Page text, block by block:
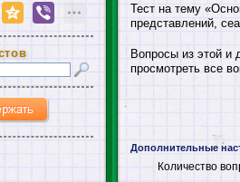
Тест на тему
представлений,
Вопросы из этой и
просмотреть все
Дополнительные
Количество